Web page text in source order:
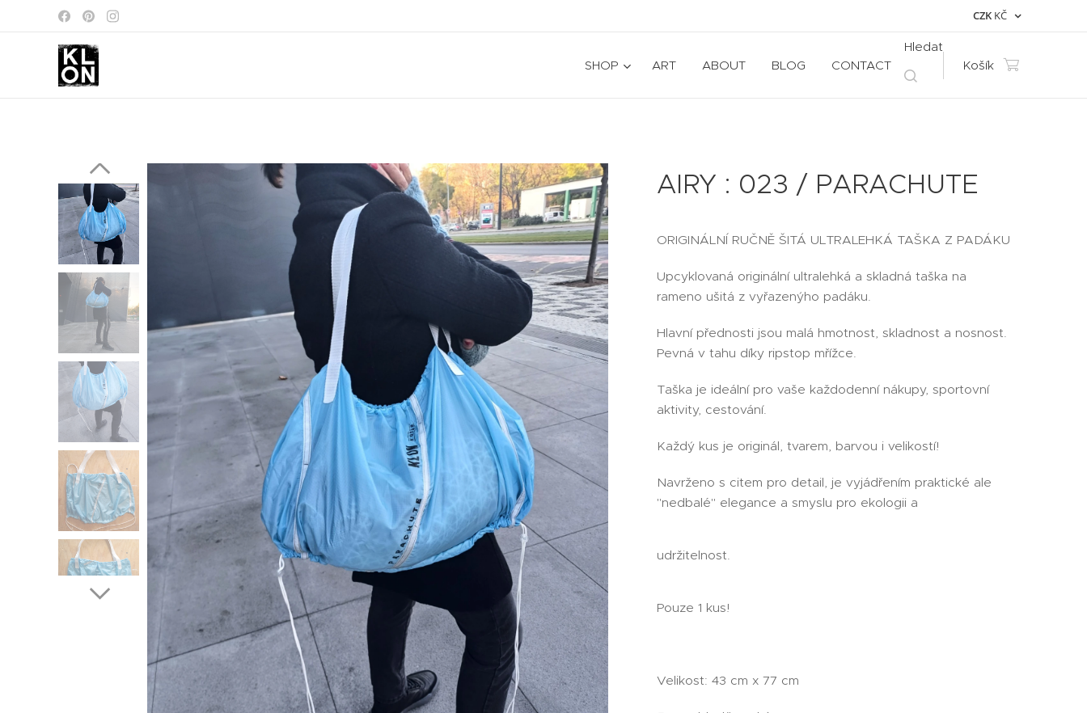
CZK KČ
SHOP ART ABOUT BLOG CONTACT
Hledat
Košík
AIRY : 023 / PARACHUTE
ORIGINÁLNÍ RUČNĚ ŠITÁ ULTRALEHKÁ TAŠKA Z PADÁKU
Upcyklovaná originální ultralehká a skladná taška na
rameno ušitá z vyřazenýho padáku.
Hlavní přednosti jsou malá hmotnost, skladnost a nosnost.
Pevná v tahu díky ripstop mřížce.
Taška je ideální pro vaše každodenní nákupy, sportovní
aktivity, cestování.
Každý kus je originál, tvarem, barvou i velikostí!
Navrženo s citem pro detail, je vyjádřením praktické ale
"nedbalé" elegance a smyslu pro ekologii a
udržitelnost.
Pouze 1 kus!
Velikost: 43 cm x 77 cm